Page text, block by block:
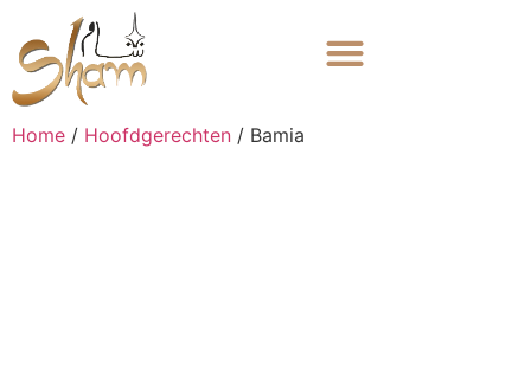
Home / Hoofdgerechten / Bamia